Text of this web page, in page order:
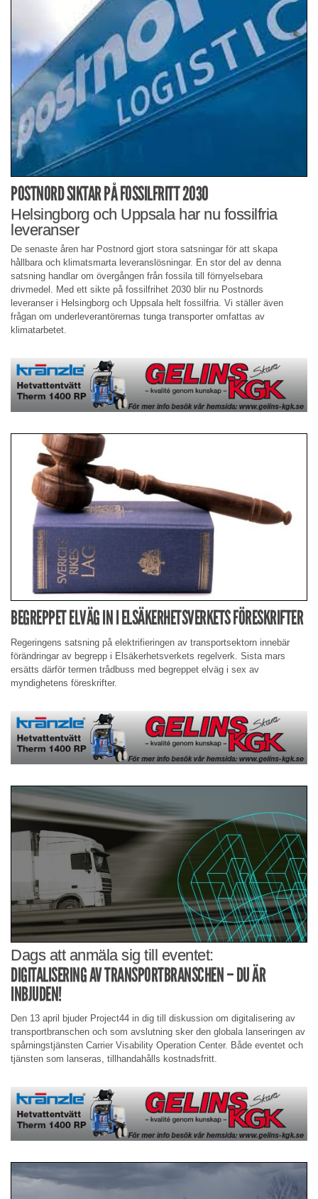
POSTNORD SIKTAR PÅ FOSSILFRITT 2030
Helsingborg och Uppsala har nu fossilfria
leveranser
De senaste åren har Postnord gjort stora satsningar för att skapa
hållbara och klimatsmarta leveranslösningar. En stor del av denna
satsning handlar om övergången från fossila till förnyelsebara
drivmedel. Med ett sikte på fossilfrihet 2030 blir nu Postnords
leveranser i Helsingborg och Uppsala helt fossilfria. Vi ställer även
frågan om underleverantörernas tunga transporter omfattas av
klimatarbetet.
BEGREPPET ELVÄG IN I ELSÄKERHETSVERKETS FÖRESKRIFTER
Regeringens satsning på elektrifieringen av transportsektorn innebär
förändringar av begrepp i Elsäkerhetsverkets regelverk. Sista mars
ersätts därför termen trådbuss med begreppet elväg i sex av
myndighetens föreskrifter.
Dags att anmäla sig till eventet:
DIGITALISERING AV TRANSPORTBRANSCHEN – DU ÄR
INBJUDEN!
Den 13 april bjuder Project44 in dig till diskussion om digitalisering av
transportbranschen och som avslutning sker den globala lanseringen av
spårningstjänsten Carrier Visability Operation Center. Både eventet och
tjänsten som lanseras, tillhandahålls kostnadsfritt.